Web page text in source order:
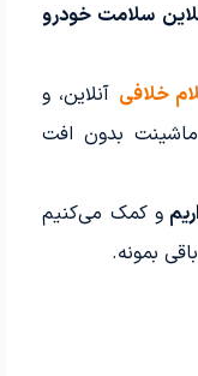
سلامت خودرو
خلافی آنلاین، و
ماشینت بدون افت
و کمک می‌کنیم
بمونه.